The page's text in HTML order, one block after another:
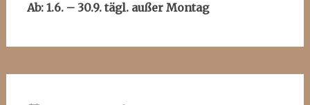
Ab: 1.6. – 30.9. tägl. außer Montag